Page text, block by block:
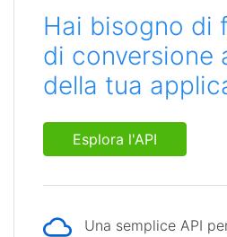
Hai bisogno di
di conversione
della tua
Esplora l'API
Una semplice API